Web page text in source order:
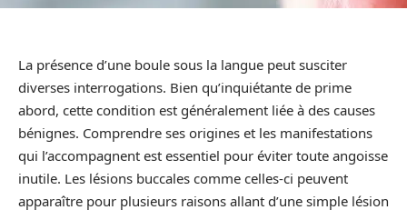
La présence d’une boule sous la langue peut susciter
diverses interrogations. Bien qu’inquiétante de prime
abord, cette condition est généralement liée à des causes
bénignes. Comprendre ses origines et les manifestations
qui l’accompagnent est essentiel pour éviter toute angoisse
inutile. Les lésions buccales comme celles-ci peuvent
apparaître pour plusieurs raisons allant d’une simple lésion